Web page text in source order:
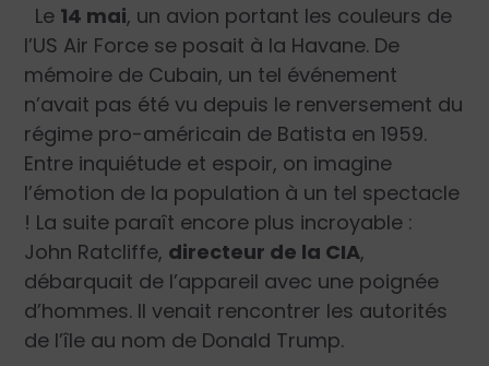
Le 14 mai, un avion portant les couleurs de
l’US Air Force se posait à la Havane. De
mémoire de Cubain, un tel événement
n’avait pas été vu depuis le renversement du
régime pro-américain de Batista en 1959.
Entre inquiétude et espoir, on imagine
l’émotion de la population à un tel spectacle
! La suite paraît encore plus incroyable :
John Ratcliffe, directeur de la CIA,
débarquait de l’appareil avec une poignée
d’hommes. Il venait rencontrer les autorités
de l’île au nom de Donald Trump.